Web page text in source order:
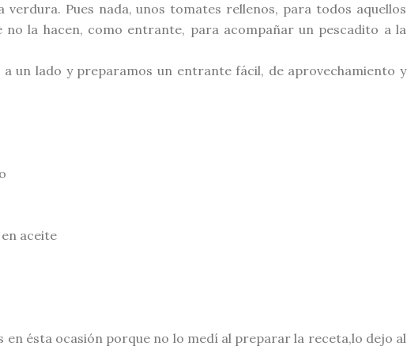
Pues nada, unos tomates rellenos, para todos aquellos
no la hacen, como entrante, para acompañar un pescadito a la
un lado y preparamos un entrante fácil, de aprovechamiento y
aceite
en ésta ocasión porque no lo medí al preparar la receta,lo dejo al